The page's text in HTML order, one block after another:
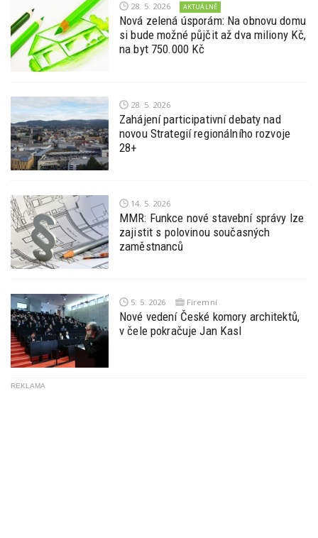
28. 5. 2026 AKTUÁLNĚ
Nová zelená úsporám: Na obnovu domu
si bude možné půjčit až dva miliony Kč,
na byt 750.000 Kč
28. 5. 2026
Zahájení participativní debaty nad
novou Strategií regionálního rozvoje
28+
14. 5. 2026
MMR: Funkce nové stavební správy lze
zajistit s polovinou současných
zaměstnanců
5. 5. 2026 Firemní
Nové vedení České komory architektů,
v čele pokračuje Jan Kasl
REKLAMA